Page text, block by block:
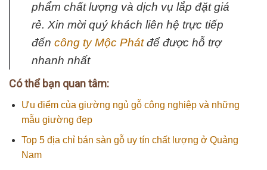
phẩm chất lượng và dịch vụ lắp đặt giá
rẻ. Xin mời quý khách liên hệ trực tiếp
đến công ty Mộc Phátđể được hỗ trợ
nhanh nhất
Có thể bạn quan tâm:
Ưu điểm của giường ngủ gỗ công nghiệp và những
mẫu giường đẹp
Top 5 địa chỉ bán sàn gỗ uy tín chất lượng ở Quảng
Nam